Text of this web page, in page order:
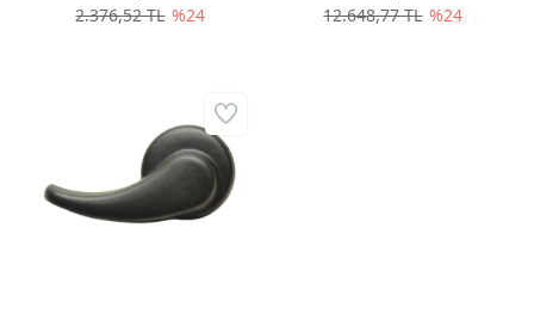
2.376,52 TL %24 12.648,77 TL %24